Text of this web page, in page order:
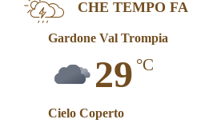
CHE TEMPO FA
Gardone Val Trompia
29 °C
Cielo Coperto